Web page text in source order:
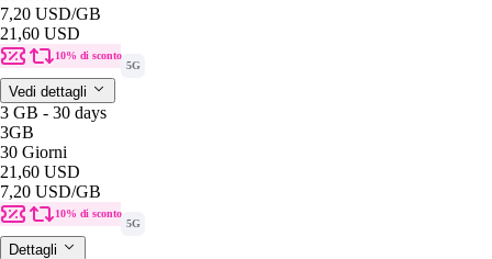
7,20 USD/GB
21,60 USD
10% di sconto
5G
Vedi dettagli
3 GB - 30 days
3GB
30 Giorni
21,60 USD
7,20 USD/GB
10% di sconto
5G
Dettagli